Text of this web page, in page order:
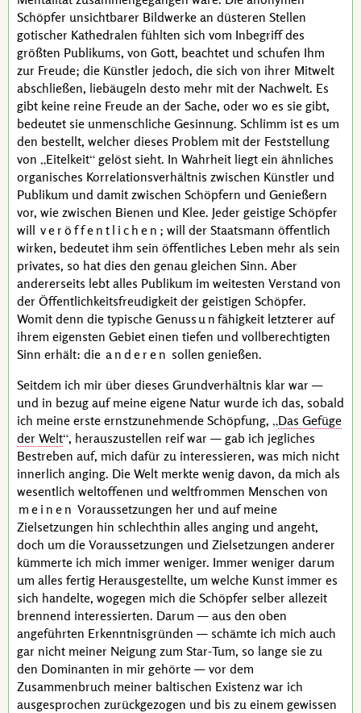
Schöpfer unsichtbarer Bildwerke an düsteren Stellen
gotischer Kathedralen fühlten sich vom Inbegriff des
größten Publikums, von Gott, beachtet und schufen Ihm
zur Freude; die Künstler jedoch, die sich von ihrer Mitwelt
abschließen, liebäugeln desto mehr mit der Nachwelt. Es
gibt keine reine Freude an der Sache, oder wo es sie gibt,
bedeutet sie unmenschliche Gesinnung. Schlimm ist es um
den bestellt, welcher dieses Problem mit der Feststellung
von
Eitelkeit gelöst sieht. In Wahrheit liegt ein ähnliches
organisches Korrelationsverhältnis zwischen Künstler und
Publikum und damit zwischen Schöpfern und Genießern
vor, wie zwischen Bienen und Klee. Jeder geistige Schöpfer
will veröffentlichen ; will der Staatsmann öffentlich
wirken, bedeutet ihm sein öffentliches Leben mehr als sein
privates, so hat dies den genau gleichen Sinn. Aber
andererseits lebt alles Publikum im weitesten Verstand von
der Öffentlichkeitsfreudigkeit der geistigen Schöpfer.
Womit denn die typische Genuss un fähigkeit letzterer auf
ihrem eigensten Gebiet einen tiefen und vollberechtigten
Sinn erhält: die anderen sollen genießen.
Seitdem ich mir über dieses Grundverhältnis klar war —
und in bezug auf meine eigene Natur wurde ich das, sobald
ich meine erste ernstzunehmende Schöpfung,
Das Gefüge
der Welt , herauszustellen reif war — gab ich jegliches
Bestreben auf, mich dafür zu interessieren, was mich nicht
innerlich anging. Die Welt merkte wenig davon, da mich als
wesentlich weltoffenen und weltfrommen Menschen von
meinen Voraussetzungen her und auf meine
Zielsetzungen hin schlechthin alles anging und angeht,
doch um die Voraussetzungen und Zielsetzungen anderer
kümmerte ich mich immer weniger. Immer weniger darum
um alles fertig Herausgestellte, um welche Kunst immer es
sich handelte, wogegen mich die Schöpfer selber allezeit
brennend interessierten. Darum — aus den oben
angeführten Erkenntnisgründen — schämte ich mich auch
gar nicht meiner Neigung zum Star-Tum, so lange sie zu
den Dominanten in mir gehörte — vor dem
Zusammenbruch meiner baltischen Existenz war ich
ausgesprochen zurückgezogen und bis zu einem gewissen